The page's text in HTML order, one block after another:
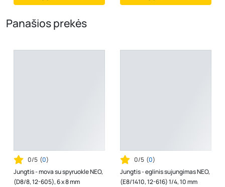
Panašios prekės
0/5 (0)
Jungtis - mova su spyruokle NEO,
(D8/8, 12-605), 6 x 8 mm
0/5 (0)
Jungtis - eglinis sujungimas NEO,
(E8/1410, 12-616) 1/4, 10 mm